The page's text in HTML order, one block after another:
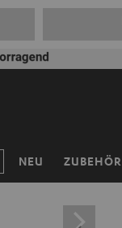
NEU ZUBEHÖR